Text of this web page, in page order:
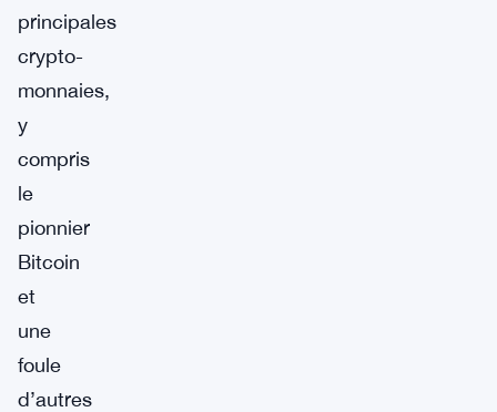
principales
crypto-
monnaies,
y
compris
le
pionnier
Bitcoin
et
une
foule
d’autres